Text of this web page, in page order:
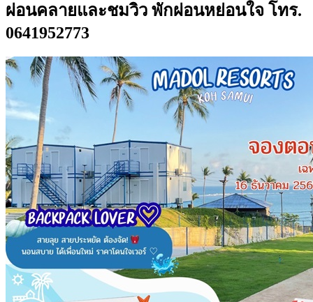
ผ่อนคลายและชมวิว พักผ่อนหย่อนใจ โทร.
0641952773